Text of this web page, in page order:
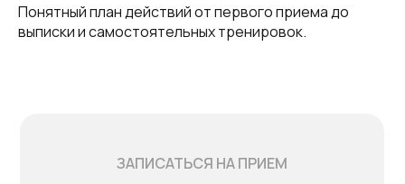
Понятный план действий от первого приема до
выписки и самостоятельных тренировок.
ЗАПИСАТЬСЯ НА ПРИЕМ